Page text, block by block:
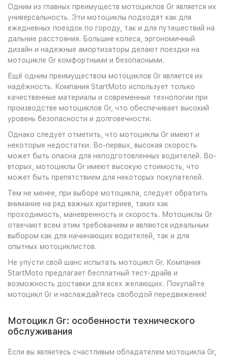
Одним из главных преимуществ мотоциклов Gr является их
универсальность. Эти мотоциклы подходят как для
ежедневных поездок по городу, так и для путешествий на
дальние расстояния. Большие колеса, эргономичный
дизайн и надежные амортизаторы делают поездки на
мотоцикле Gr комфортными и безопасными.
Ещё одним преимуществом мотоциклов Gr является их
надёжность. Компания StartMoto использует только
качественные материалы и современные технологии при
производстве мотоциклов Gr, что обеспечивает высокий
уровень безопасности и долговечности.
Однако следует отметить, что мотоциклы Gr имеют и
некоторые недостатки. Во-первых, высокая скорость
может быть опасна для неподготовленных водителей. Во-
вторых, мотоциклы Gr имеют высокую стоимость, что
может быть препятствием для некоторых покупателей.
Тем не менее, при выборе мотоцикла, следует обратить
внимание на ряд важных критериев, таких как
проходимость, маневренность и скорость. Мотоциклы Gr
отвечают всем этим требованиям и являются идеальным
выбором как для начинающих водителей, так и для
опытных мотоциклистов.
Не упусти свой шанс испытать мотоцикл Gr. Компания
StartMoto предлагает бесплатный тест-драйв и
возможность доставки для всех желающих. Покупайте
мотоцикл Gr и наслаждайтесь свободой передвижения!
Мотоцикл Gr: особенности технического
обслуживания
Если вы являетесь счастливым обладателем мотоцикла Gr,